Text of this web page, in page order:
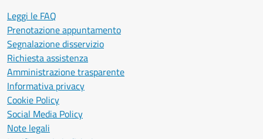
Leggi le FAQ
Prenotazione appuntamento
Segnalazione disservizio
Richiesta assistenza
Amministrazione trasparente
Informativa privacy
Cookie Policy
Social Media Policy
Note legali